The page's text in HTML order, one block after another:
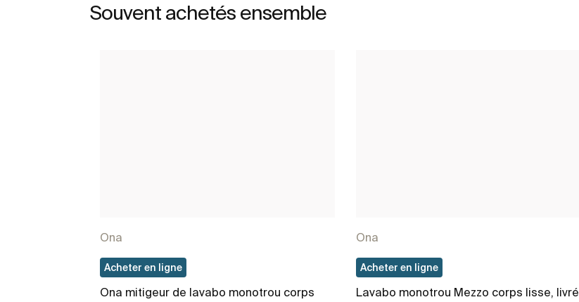
Souvent achetés ensemble
Ona
Acheter en ligne
Ona mitigeur de lavabo monotrou corps
Ona
Acheter en ligne
Lavabo monotrou Mezzo corps lisse, livré